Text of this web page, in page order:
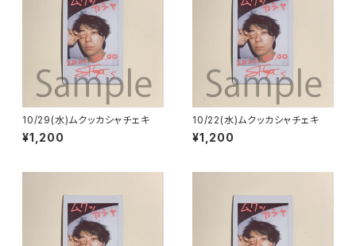
10/29(水)ムクッカシャチェキ
¥1,200
10/22(水)ムクッカシャチェキ
¥1,200